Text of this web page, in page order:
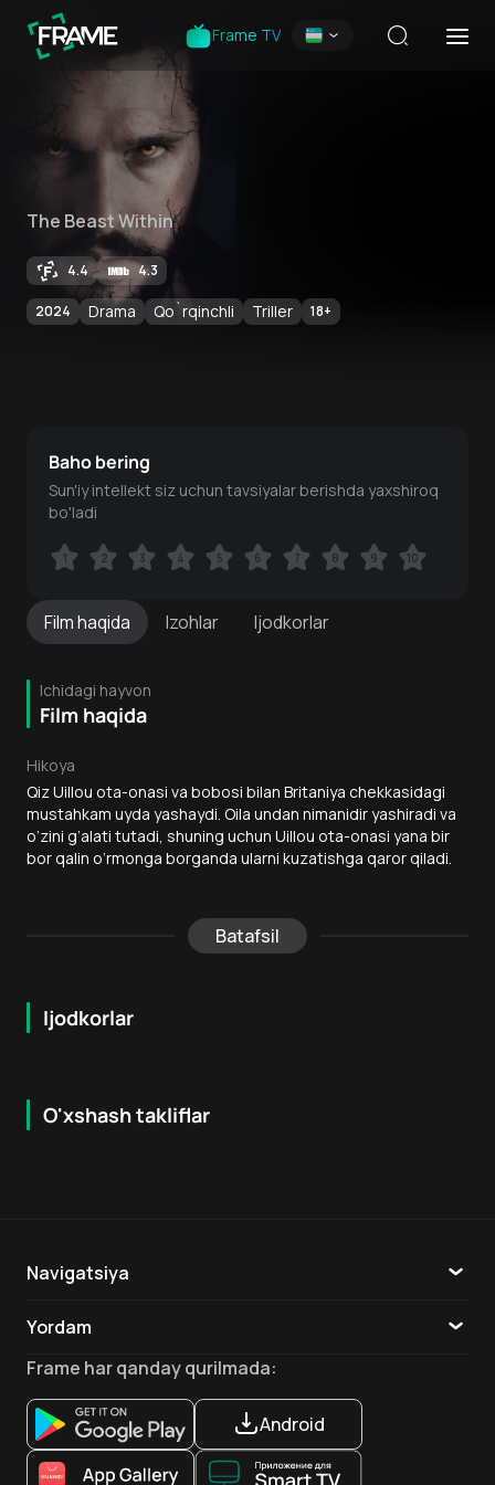
Frame TV
The Beast Within
4.4 4.3
2024 Drama Qo`rqinchli Triller 18+
Filmhaqida Izohlar Ijodkorlar
Ichidagi hayvon
Film haqida
Hikoya
Qiz Uillou ota-onasi va bobosi bilan Britaniya chekkasidagi
mustahkam uyda yashaydi. Oila undan nimanidir yashiradi va
o‘zini g‘alati tutadi, shuning uchun Uillou ota-onasi yana bir
bor qalin o‘rmonga borganda ularni kuzatishga qaror qiladi.
Batafsil
Ijodkorlar
Baho bering
Sun'iy intellekt siz uchun tavsiyalar berishda yaxshiroq
bo'ladi
1 2 3 4 5 6 7 8 9 10
1 2 3 4 5 6 7 8 9 10
O'xshash takliflar
16 + 7.9
Navigatsiya
Yordam
Aloqa
Ilovalar
Frame har qanday qurilmada:
Android